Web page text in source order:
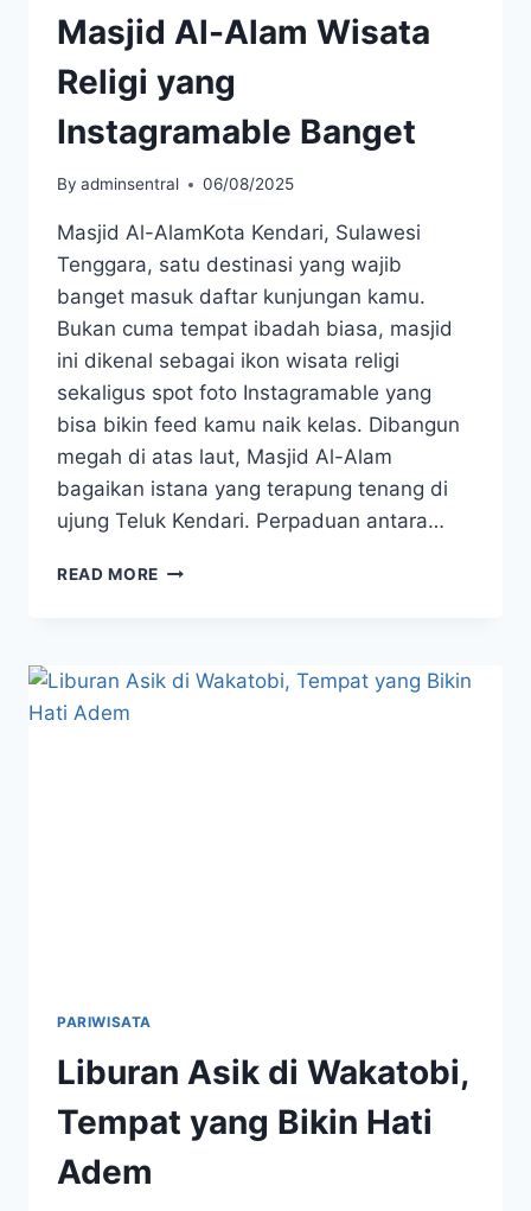
Masjid Al-Alam Wisata
Religi yang
Instagramable Banget
By adminsentral 06/08/2025
Masjid Al-AlamKota Kendari, Sulawesi
Tenggara, satu destinasi yang wajib
banget masuk daftar kunjungan kamu.
Bukan cuma tempat ibadah biasa, masjid
ini dikenal sebagai ikon wisata religi
sekaligus spot foto Instagramable yang
bisa bikin feed kamu naik kelas. Dibangun
megah di atas laut, Masjid Al-Alam
bagaikan istana yang terapung tenang di
ujung Teluk Kendari. Perpaduan antara…
READ MORE MASJID
RELIGI
YANG
PARIWISATA
Liburan Asik di Wakatobi,
Tempat yang Bikin Hati
Adem